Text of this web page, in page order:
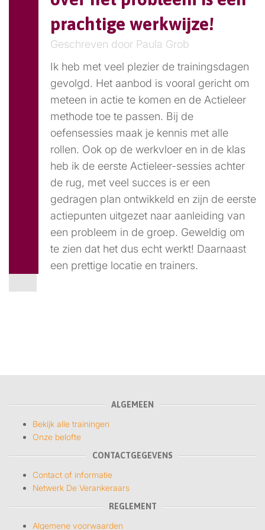
prachtige werkwijze!
Geschreven door Paula Grob
Ik heb met veel plezier de trainingsdagen
gevolgd. Het aanbod is vooral gericht om
meteen in actie te komen en de Actieleer
methode toe te passen. Bij de
oefensessies maak je kennis met alle
rollen. Ook op de werkvloer en in de klas
heb ik de eerste Actieleer-sessies achter
de rug, met veel succes is er een
gedragen plan ontwikkeld en zijn de eerste
actiepunten uitgezet naar aanleiding van
een probleem in de groep. Geweldig om
te zien dat het dus echt werkt! Daarnaast
een prettige locatie en trainers.
ALGEMEEN
Bekijk alle trainingen
Onze belofte
CONTACTGEGEVENS
Contact of informatie
Netwerk De Verankeraars
REGLEMENT
Algemene voorwaarden